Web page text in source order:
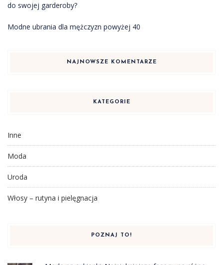
do swojej garderoby?
Modne ubrania dla mężczyzn powyżej 40
NAJNOWSZE KOMENTARZE
KATEGORIE
Inne
Moda
Uroda
Włosy – rutyna i pielęgnacja
POZNAJ TO!